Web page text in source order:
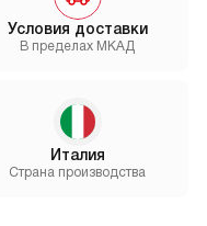
Условия доставки
В пределах МКАД
Италия
Страна производства